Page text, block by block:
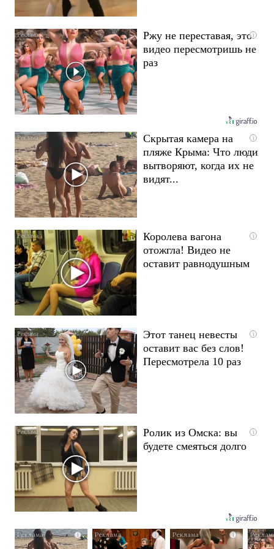
i
Ржу не переставая, это
видео пересмотришь не
раз
i
Скрытая камера на
пляже Крыма: Что люди
вытворяют, когда их не
видят...
i
Королева вагона
отожгла! Видео не
оставит равнодушным
i
Этот танец невесты
оставит вас без слов!
Пересмотрела 10 раз
i
Ролик из Омска: вы
будете смеяться долго
i i i